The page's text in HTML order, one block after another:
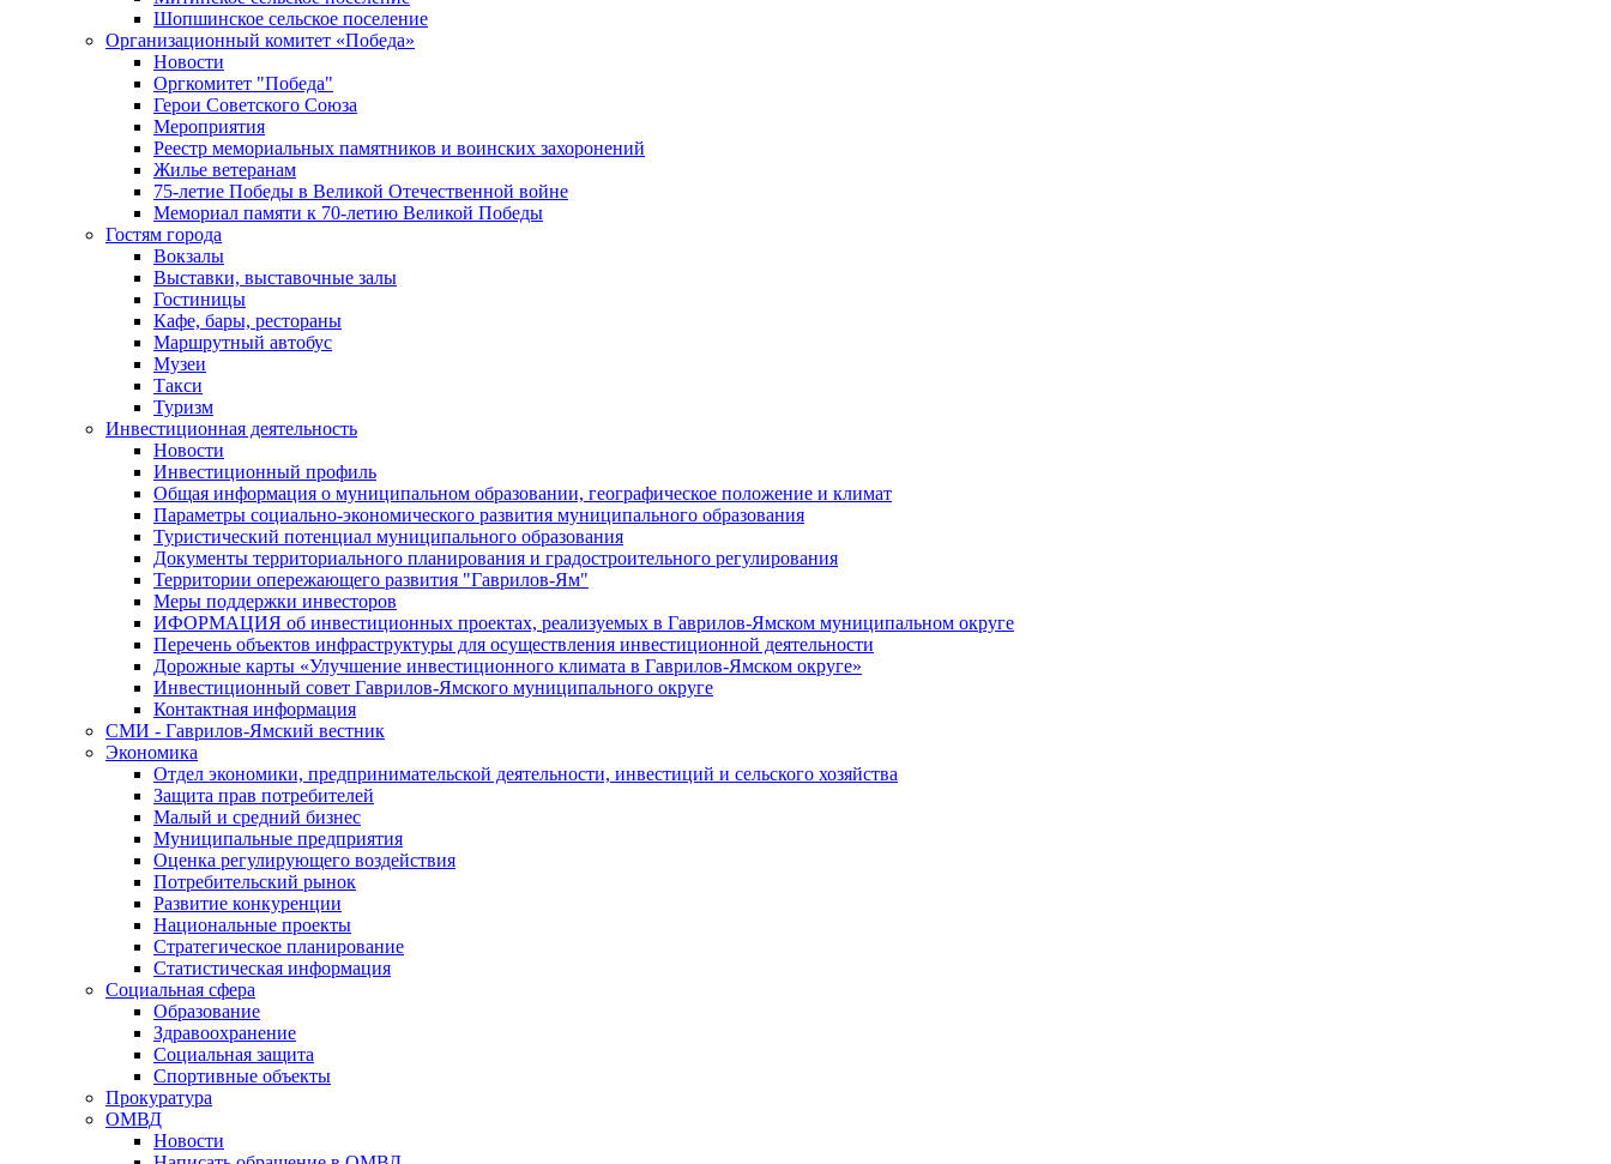
Шопшинское сельское поселение
Организационный комитет «Победа»
Новости
Оргкомитет "Победа"
Герои Советского Союза
Мероприятия
Реестр мемориальных памятников и воинских захоронений
Жилье ветеранам
75-летие Победы в Великой Отечественной войне
Мемориал памяти к 70-летию Великой Победы
Гостям города
Вокзалы
Выставки, выставочные залы
Гостиницы
Кафе, бары, рестораны
Маршрутный автобус
Музеи
Такси
Туризм
Инвестиционная деятельность
Новости
Инвестиционный профиль
Общая информация о муниципальном образовании, географическое положение и климат
Параметры социально-экономического развития муниципального образования
Туристический потенциал муниципального образования
Документы территориального планирования и градостроительного регулирования
Территории опережающего развития "Гаврилов-Ям"
Меры поддержки инвесторов
ИФОРМАЦИЯ об инвестиционных проектах, реализуемых в Гаврилов-Ямском муниципальном округе
Перечень объектов инфраструктуры для осуществления инвестиционной деятельности
Дорожные карты «Улучшение инвестиционного климата в Гаврилов-Ямском округе»
Инвестиционный совет Гаврилов-Ямского муниципального округе
Контактная информация
СМИ - Гаврилов-Ямский вестник
Экономика
Отдел экономики, предпринимательской деятельности, инвестиций и сельского хозяйства
Защита прав потребителей
Малый и средний бизнес
Муниципальные предприятия
Оценка регулирующего воздействия
Потребительский рынок
Развитие конкуренции
Национальные проекты
Стратегическое планирование
Статистическая информация
Социальная сфера
Образование
Здравоохранение
Социальная защита
Спортивные объекты
Прокуратура
ОМВД
Новости